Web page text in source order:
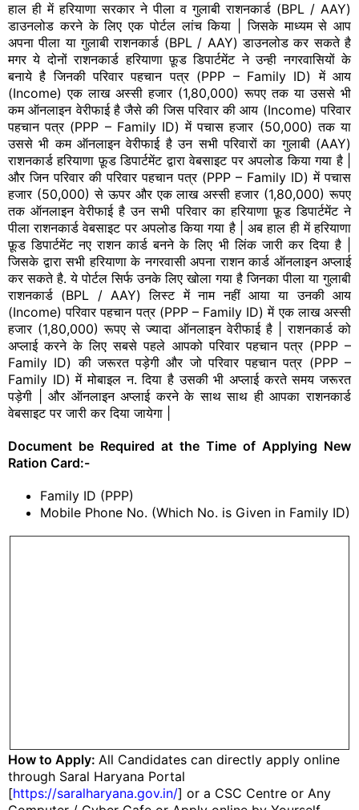
हाल ही में हरियाणा सरकार ने पीला व गुलाबी राशनकार्ड (BPL / AAY)
डाउनलोड करने के लिए एक पोर्टल लांच किया | जिसके माध्यम से आप
अपना पीला या गुलाबी राशनकार्ड (BPL / AAY) डाउनलोड कर सकते है
मगर ये दोनों राशनकार्ड हरियाणा फ़ूड डिपार्टमेंट ने उन्ही नगरवासियों के
बनाये है जिनकी परिवार पहचान पत्र (PPP – Family ID) में आय
(Income) एक लाख अस्सी हजार (1,80,000) रूपए तक या उससे भी
कम ऑनलाइन वेरीफाई है जैसे की जिस परिवार की आय (Income) परिवार
पहचान पत्र (PPP – Family ID) में पचास हजार (50,000) तक या
उससे भी कम ऑनलाइन वेरीफाई है उन सभी परिवारों का गुलाबी (AAY)
राशनकार्ड हरियाणा फ़ूड डिपार्टमेंट द्वारा वेबसाइट पर अपलोड किया गया है |
और जिन परिवार की परिवार पहचान पत्र (PPP – Family ID) में पचास
हजार (50,000) से ऊपर और एक लाख अस्सी हजार (1,80,000) रूपए
तक ऑनलाइन वेरीफाई है उन सभी परिवार का हरियाणा फ़ूड डिपार्टमेंट ने
पीला राशनकार्ड वेबसाइट पर अपलोड किया गया है | अब हाल ही में हरियाणा
फ़ूड डिपार्टमेंट नए राशन कार्ड बनने के लिए भी लिंक जारी कर दिया है |
जिसके द्वारा सभी हरियाणा के नगरवासी अपना राशन कार्ड ऑनलाइन अप्लाई
कर सकते है. ये पोर्टल सिर्फ उनके लिए खोला गया है जिनका पीला या गुलाबी
राशनकार्ड (BPL / AAY) लिस्ट में नाम नहीं आया या उनकी आय
(Income) परिवार पहचान पत्र (PPP – Family ID) में एक लाख अस्सी
हजार (1,80,000) रूपए से ज्यादा ऑनलाइन वेरीफाई है | राशनकार्ड को
अप्लाई करने के लिए सबसे पहले आपको परिवार पहचान पत्र (PPP –
Family ID) की जरूरत पड़ेगी और जो परिवार पहचान पत्र (PPP –
Family ID) में मोबाइल न. दिया है उसकी भी अप्लाई करते समय जरूरत
पड़ेगी | और ऑनलाइन अप्लाई करने के साथ साथ ही आपका राशनकार्ड
वेबसाइट पर जारी कर दिया जायेगा |
Document be Required at the Time of Applying New
Ration Card:-
Family ID (PPP)
Mobile Phone No. (Which No. is Given in Family ID)
How to Apply: All Candidates can directly apply online
through Saral Haryana Portal
[https://saralharyana.gov.in/] or a CSC Centre or Any